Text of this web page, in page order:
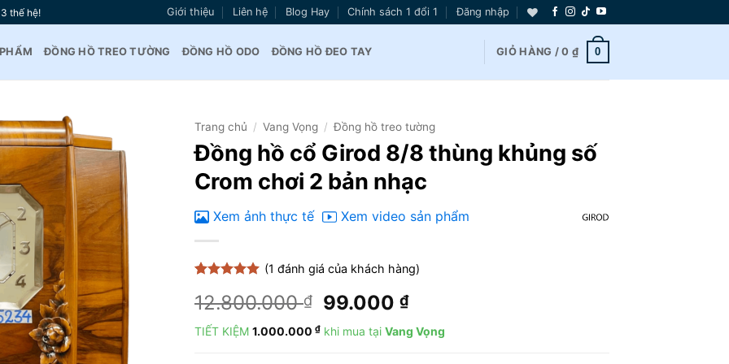
thế hệ! Giới thiệu Liên hệ Blog Hay Chính sách 1 đổi 1 Đăng nhập
ĐỒNG HỒ TREO TƯỜNG ĐỒNG HỒ ODO ĐỒNG HỒ ĐEO TAY GIỎ HÀNG /0 ₫ 0
Thêm
Trang chủ / Vang Vọng / Đồng hồ treo tường
Đồng hồ cổ Girod 8/8 thùng khủng số
Crom chơi 2 bản nhạc
Xem ảnh thực tế Xem video sản phẩm
dựa trên
đánh giá
(1 đánh giá của khách hàng)
12.800.000₫
Giá
gốc
là:
99.000₫Giá
hiện
tại
TIẾT KIỆM 1.000.000 ₫ khi mua tại Vang Vọng